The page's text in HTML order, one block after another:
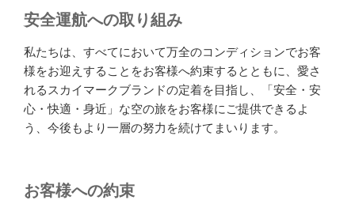
安全運航への取り組み
私たちは、すべてにおいて万全のコンディションでお客
様をお迎えすることをお客様へ約束するとともに、愛さ
れるスカイマークブランドの定着を目指し、「安全・安
心・快適・身近」な空の旅をお客様にご提供できるよ
う、今後もより一層の努力を続けてまいります。
お客様への約束